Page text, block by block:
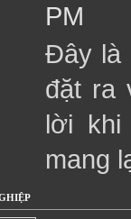
PM
Đây là
đặt ra
lời
mang